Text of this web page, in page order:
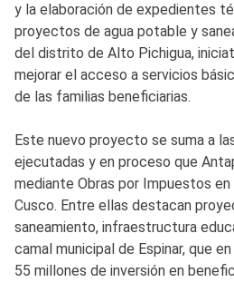
y la elaboración de expedientes
proyectos de agua potable y
del distrito de Alto Pichigua,
mejorar el acceso a servicios
de las familias beneficiarias.
Este nuevo proyecto se suma a
ejecutadas y en proceso que
mediante Obras por Impuestos en
Cusco. Entre ellas destacan
saneamiento, infraestructura
camal municipal de Espinar, que
55 millones de inversión en